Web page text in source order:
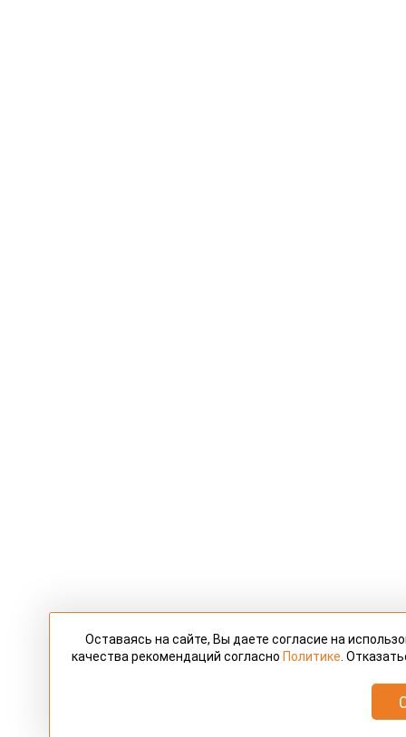
Оставаясь на сайте, Вы даете согласие на
качества рекомендаций согласно Политике .